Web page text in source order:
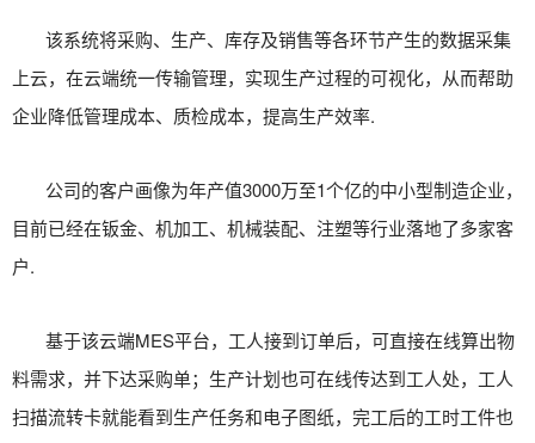
该系统将采购、生产、库存及销售等各环节产生的数据采集
上云，在云端统一传输管理，实现生产过程的可视化，从而帮助
企业降低管理成本、质检成本，提高生产效率.
公司的客户画像为年产值3000万至1个亿的中小型制造企业，
目前已经在钣金、机加工、机械装配、注塑等行业落地了多家客
户.
基于该云端MES平台，工人接到订单后，可直接在线算出物
料需求，并下达采购单；生产计划也可在线传达到工人处，工人
扫描流转卡就能看到生产任务和电子图纸，完工后的工时工件也